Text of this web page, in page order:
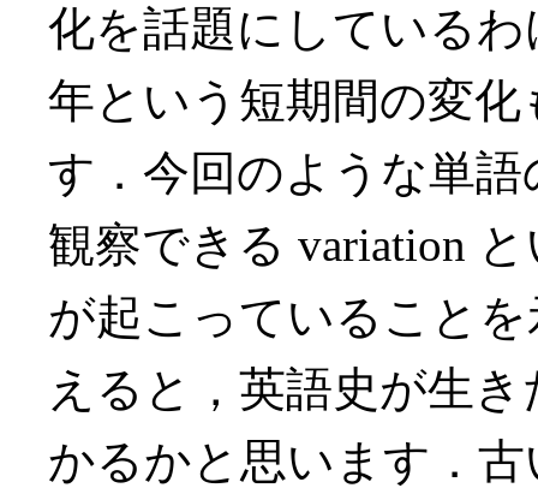
化を話題にしている
年という短期間の変
す．今回のような単
観察できる variation
が起こっていること
えると，英語史が生
かるかと思います．